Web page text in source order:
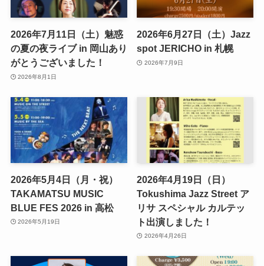
2026年7月11日（土）魅惑
の夏の夜ライブ in 岡山あり
がとうございました！
2026年8月1日
2026年6月27日（土）Jazz
spot JERICHO in 札幌
2026年7月9日
2026年5月4日（月・祝）
TAKAMATSU MUSIC
BLUE FES 2026 in 高松
2026年5月19日
2026年4月19日（日）
Tokushima Jazz Street ア
リサ スペシャル カルテッ
ト出演しました！
2026年4月26日